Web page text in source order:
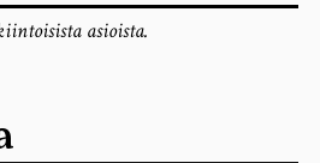
asioista.